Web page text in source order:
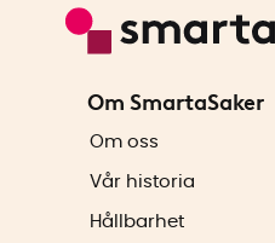
Om SmartaSaker
Om oss
Vår historia
Hållbarhet